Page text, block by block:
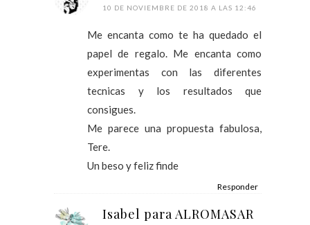
10 DE NOVIEMBRE DE 2018 A LAS 12:46
Me encanta como te ha quedado el
papel de regalo. Me encanta como
experimentas con las diferentes
tecnicas y los resultados que
consigues.
Me parece una propuesta fabulosa,
Tere.
Un beso y feliz finde
Responder
Isabel para ALROMASAR